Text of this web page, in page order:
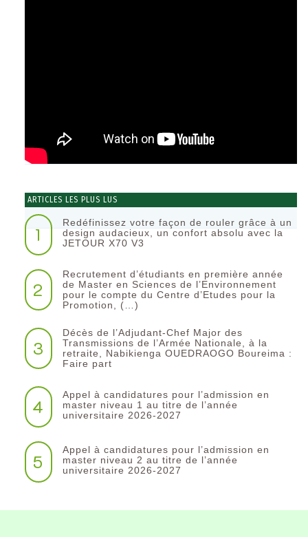
ARTICLES LES PLUS LUS
1
Redéfinissez votre façon de rouler grâce à un
design audacieux, un confort absolu avec la
JETOUR X70 V3
2
Recrutement d’étudiants en première année
de Master en Sciences de l’Environnement
pour le compte du Centre d’Etudes pour la
Promotion, (…)
3
Décès de l’Adjudant-Chef Major des
Transmissions de l’Armée Nationale, à la
retraite, Nabikienga OUEDRAOGO Boureima :
Faire part
4
Appel à candidatures pour l’admission en
master niveau 1 au titre de l’année
universitaire 2026-2027
5
Appel à candidatures pour l’admission en
master niveau 2 au titre de l’année
universitaire 2026-2027